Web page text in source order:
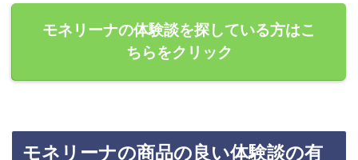
モネリーナの体験談を探している方はこ
ちらをクリック
モネリーナの商品の良い体験談の有